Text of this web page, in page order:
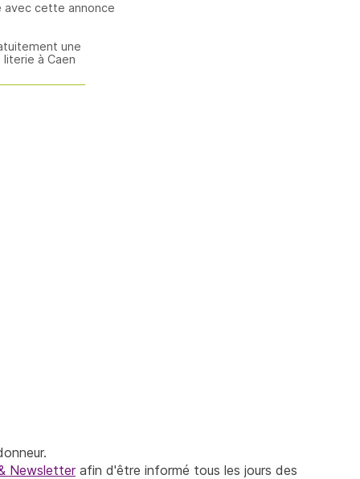
avec cette annonce
une
à Caen
Newsletterafin d'être informé tous les jours des